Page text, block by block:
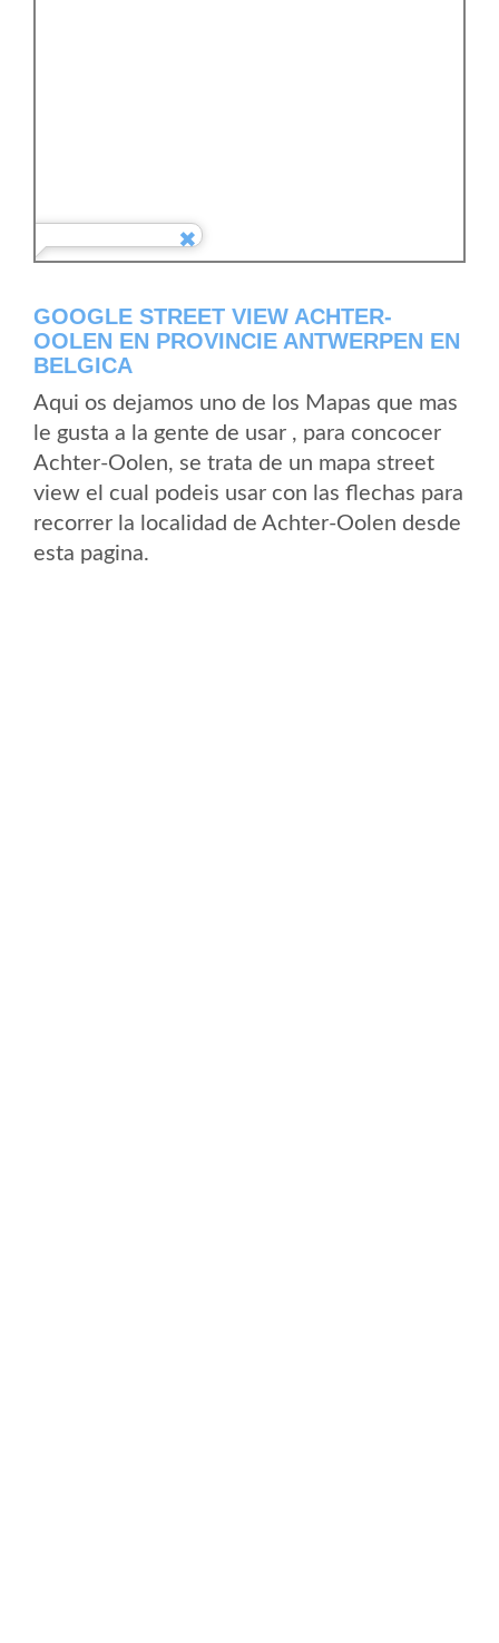
GOOGLE STREET VIEW ACHTER-
OOLEN EN PROVINCIE ANTWERPEN EN
BELGICA
Aqui os dejamos uno de los Mapas que mas
le gusta a la gente de usar , para concocer
Achter-Oolen, se trata de un mapa street
view el cual podeis usar con las flechas para
recorrer la localidad de Achter-Oolen desde
esta pagina.